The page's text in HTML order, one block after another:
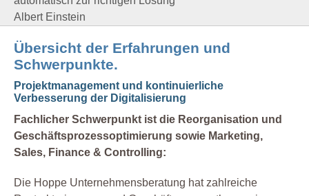
Albert Einstein
Übersicht der Erfahrungen und
Schwerpunkte.
Projektmanagement und kontinuierliche
Verbesserung der Digitalisierung
Fachlicher Schwerpunkt ist die Reorganisation und
Geschäftsprozessoptimierung sowie Marketing,
Sales, Finance & Controlling:
Die Hoppe Unternehmensberatung hat zahlreiche